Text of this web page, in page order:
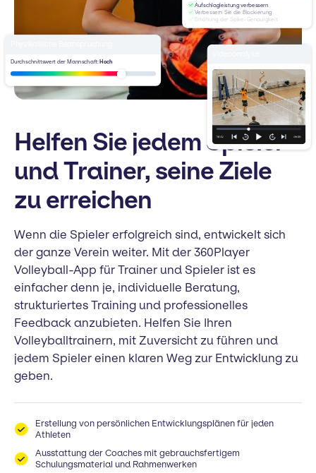
Helfen Sie jedem Spieler
und Trainer, seine Ziele
zu erreichen
Wenn die Spieler erfolgreich sind, entwickelt sich
der ganze Verein weiter. Mit der 360Player
Volleyball-App für Trainer und Spieler ist es
einfacher denn je, individuelle Beratung,
strukturiertes Training und professionelles
Feedback anzubieten. Helfen Sie Ihren
Volleyballtrainern, mit Zuversicht zu führen und
jedem Spieler einen klaren Weg zur Entwicklung zu
geben.
Erstellung von persönlichen Entwicklungsplänen für jeden
Athleten
Ausstattung der Coaches mit gebrauchsfertigem
Schulungsmaterial und Rahmenwerken
Durchschnittswert der Mannschaft: Hoch
Aufschlagleistung verbessern
Verbessern Sie die Blockierung
Erhöhung der Spike-Genauigkeit